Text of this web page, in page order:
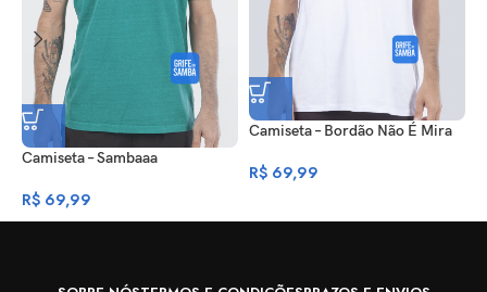
Camiseta – Sambaaa
R$ 69,99
Camiseta – Bordão Não É Mira
R$69,99